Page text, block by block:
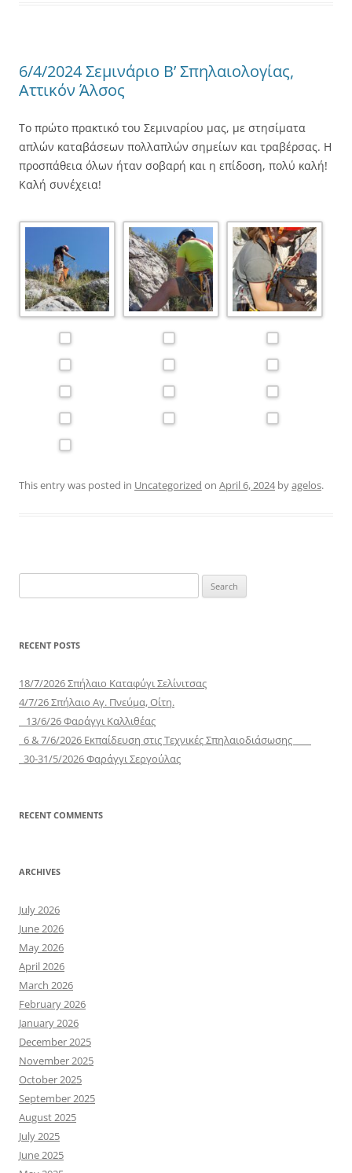
6/4/2024 Σεμινάριο Β’ Σπηλαιολογίας,
Αττικόν Άλσος
Το πρώτο πρακτικό του Σεμιναρίου μας, με στησίματα
απλών καταβάσεων πολλαπλών σημείων και τραβέρσας. Η
προσπάθεια όλων ήταν σοβαρή και η επίδοση, πολύ καλή!
Καλή συνέχεια!
This entry was posted in Uncategorized on April 6, 2024byagelos.
for:
RECENT POSTS
18/7/2026 Σπήλαιο Καταφύγι Σελίνιτσας
4/7/26 Σπήλαιο Αγ. Πνεύμα, Οίτη.
13/6/26 Φαράγγι Καλλιθέας
6 & 7/6/2026 Εκπαίδευση στις Τεχνικές Σπηλαιοδιάσωσης
30-31/5/2026 Φαράγγι Σεργούλας
RECENT COMMENTS
ARCHIVES
July 2026
June 2026
May 2026
April 2026
March 2026
February 2026
January 2026
December 2025
November 2025
October 2025
September 2025
August 2025
July 2025
June 2025